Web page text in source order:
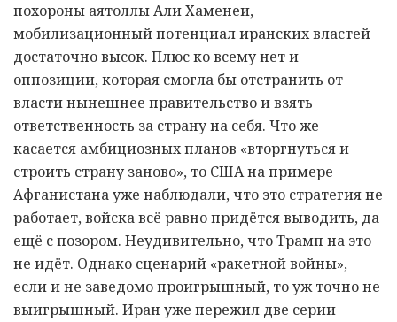
похороны аятоллы Али Хаменеи,
мобилизационный потенциал иранских властей
достаточно высок. Плюс ко всему нет и
оппозиции, которая смогла бы отстранить от
власти нынешнее правительство и взять
ответственность за страну на себя. Что же
касается амбициозных планов «вторгнуться и
строить страну заново», то США на примере
Афганистана уже наблюдали, что это стратегия не
работает, войска всё равно придётся выводить, да
ещё с позором. Неудивительно, что Трамп на это
не идёт. Однако сценарий «ракетной войны»,
если и не заведомо проигрышный, то уж точно не
выигрышный. Иран уже пережил две серии